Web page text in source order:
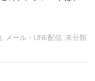
メール・LINE配信 未分類